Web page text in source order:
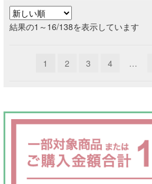
格
は
¥100,000
た。
格
は
す。
結果の1～16/138を表示しています新
1 2 3 4 …